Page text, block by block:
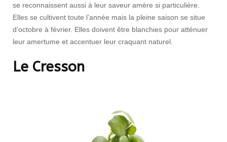
se reconnaissent aussi à leur saveur amère si particulière.
Elles se cultivent toute l’année mais la pleine saison se situe
d’octobre à février. Elles doivent être blanchies pour atténuer
leur amertume et accentuer leur craquant naturel.
Le Cresson